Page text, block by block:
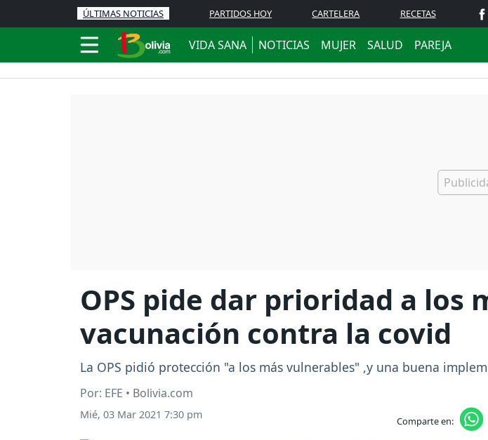
ÚLTIMAS NOTICIAS PARTIDOS HOY CARTELERA RECETAS
VIDA SANA NOTICIAS MUJER SALUD PAREJA
OPS pide dar prioridad a los
vacunación contra la covid
La OPS pidió protección "a los más vulnerables" ,y una buena
Por: EFE • Bolivia.com
Mié, 03 Mar 2021 7:30 pm Comparte en: